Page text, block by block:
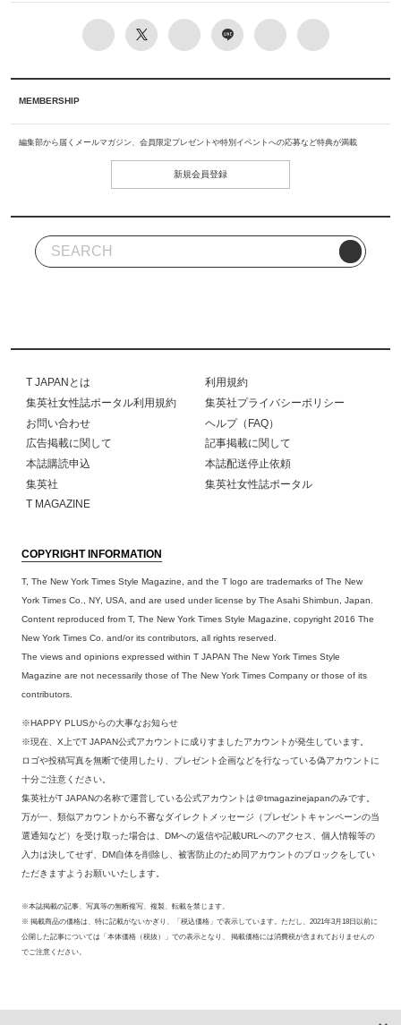
MEMBERSHIP
編集部から届くメールマガジン、会員限定プレゼントや特別イベントへの応募など特典が満載
新規会員登録
T JAPANとは
利用規約
集英社女性誌ポータル利用規約
集英社プライバシーポリシー
お問い合わせ
ヘルプ（FAQ）
広告掲載に関して
記事掲載に関して
本誌購読申込
本誌配送停止依頼
集英社
集英社女性誌ポータル
T MAGAZINE
COPYRIGHT INFORMATION
T, The New York Times Style Magazine, and the T logo are trademarks of The New
York Times Co., NY, USA, and are used under license by The Asahi Shimbun, Japan.
Content reproduced from T, The New York Times Style Magazine, copyright 2016 The
New York Times Co. and/or its contributors, all rights reserved.
The views and opinions expressed within T JAPAN The New York Times Style
Magazine are not necessarily those of The New York Times Company or those of its
contributors.
※HAPPY PLUSからの大事なお知らせ
※現在、X上でT JAPAN公式アカウントに成りすましたアカウントが発生しています。
ロゴや投稿写真を無断で使用したり、プレゼント企画などを行なっている偽アカウントに
十分ご注意ください。
集英社がT JAPANの名称で運営している公式アカウントは＠tmagazinejapanのみです。
万が一、類似アカウントから不審なダイレクトメッセージ（プレゼントキャンペーンの当
選通知など）を受け取った場合は、DMへの返信や記載URLへのアクセス、個人情報等の
入力は決してせず、DM自体を削除し、被害防止のため同アカウントのブロックをしてい
ただきますようお願いいたします。
※本誌掲載の記事、写真等の無断複写、複製、転載を禁じます。
※ 掲載商品の価格は、特に記載がないかぎり、「税込価格」で表示しています。ただし、2021年3月18日以前に
公開した記事については「本体価格（税抜）」での表示となり、 掲載価格には消費税が含まれておりませんの
でご注意ください。